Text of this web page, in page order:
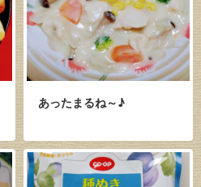
あったまるね～♪